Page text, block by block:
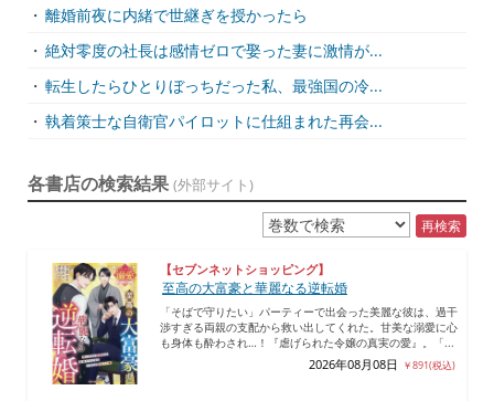
・ 離婚前夜に内緒で世継ぎを授かったら
・ 絶対零度の社長は感情ゼロで娶った妻に激情が...
・ 転生したらひとりぼっちだった私、最強国の冷...
・ 執着策士な自衛官パイロットに仕組まれた再会...
各書店の検索結果 (外部サイト)
再検索
【セブンネットショッピング】
至高の大富豪と華麗なる逆転婚
「そばで守りたい」パーティーで出会った美麗な彼は、過干
渉すぎる両親の支配から救い出してくれた。甘美な溺愛に心
も身体も酔わされ…！『虐げられた令嬢の真実の愛』。「...
2026年08月08日 ￥891(税込)